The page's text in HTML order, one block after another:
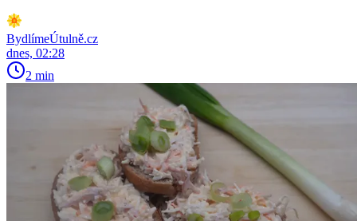
BydlímeÚtulně.cz
dnes, 02:28
2 min